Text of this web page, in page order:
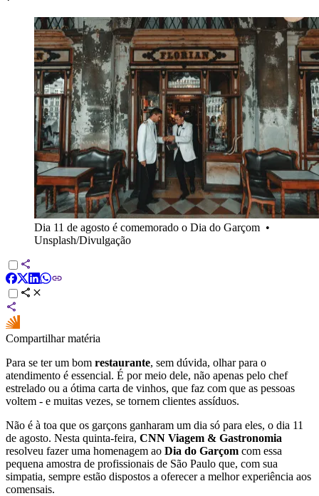
Dia 11 de agosto é comemorado o Dia do Garçom •
Unsplash/Divulgação
Compartilhar matéria
Para se ter um bom restaurante, sem dúvida, olhar para o
atendimento é essencial. É por meio dele, não apenas pelo chef
estrelado ou a ótima carta de vinhos, que faz com que as pessoas
voltem - e muitas vezes, se tornem clientes assíduos.
Não é à toa que os garçons ganharam um dia só para eles, o dia 11
de agosto. Nesta quinta-feira, CNN Viagem & Gastronomia
resolveu fazer uma homenagem ao Dia do Garçom com essa
pequena amostra de profissionais de São Paulo que, com sua
simpatia, sempre estão dispostos a oferecer a melhor experiência aos
comensais.